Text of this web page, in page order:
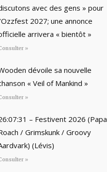
avec des gens » pour
2027; une annonce
arrivera « bientôt »
»
dévoile sa nouvelle
« Veil of Mankind »
»
– Festivent 2026 (Papa
/ Grimskunk / Groovy
(Lévis)
»